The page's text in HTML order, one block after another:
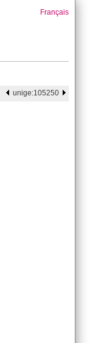
Français
unige:105250